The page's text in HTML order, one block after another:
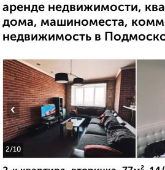
аренде недвижимости,
дома, машиноместа,
недвижимость в
2/10
‹